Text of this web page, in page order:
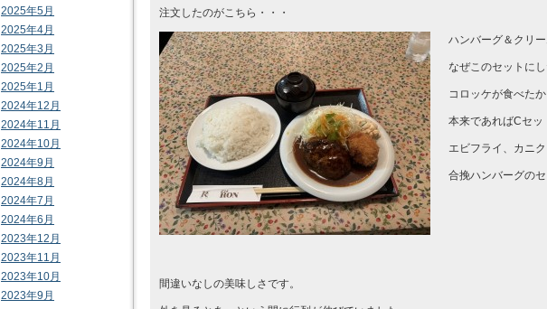
注文したのがこちら・・・
ハンバーグ＆クリ
なぜこのセットに
コロッケが食べた
本来であればCセッ
エビフライ、カニ
合挽ハンバーグの
間違いなしの美味しさです。
2025年5月
2025年4月
2025年3月
2025年2月
2025年1月
2024年12月
2024年11月
2024年10月
2024年9月
2024年8月
2024年7月
2024年6月
2023年12月
2023年11月
2023年10月
2023年9月